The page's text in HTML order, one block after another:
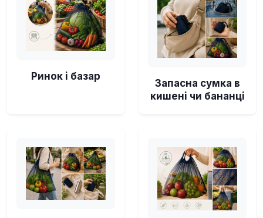
Ринок і базар
Запасна сумка в
кишені чи бананці